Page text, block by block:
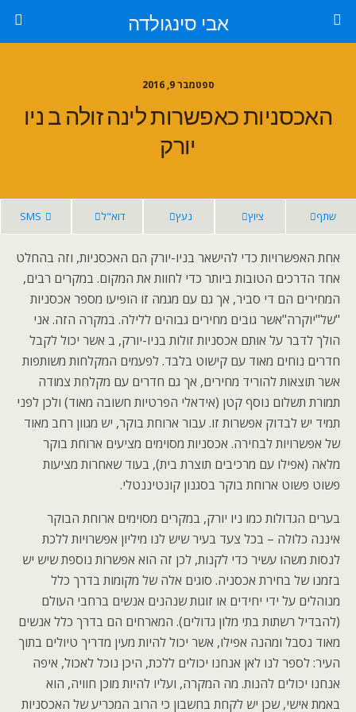
אבי סינגולדה
ספטמבר 9, 2016
האכסניות כאפשרות לינה זולה ב ניו
יורק
שתף ציוץ נעץ דוא"ל SMS
אחת האפשרויות כדי להישאר בניו-יורק הם האכסניות, וזה בהחלט
אחד הדרכים הטובות ביותר כדי לחוות את המקום. במקרים רבים,
המחירים הם די סביר, אך גם עם מגמה זו הופיעו מספר אכסניות
"של"יוקרה"אשר גובים מחירים גבוהים ללילה. במקרה הזה. אני
הולך לדבר על אותם אכסניות זולות בניו-יורק, ב אשר יכול לקבל
חדרים נוחים מאוד עם קישוט בלבד. לפעמים המקלחות משותפות
אשר תוצאות להוריד מחירים, אך גם חדרים עם מקלחת צמודה
תמורת תשלום נוסף קטן (אידאלי הפרטיות חשובה מאוד) ולכן לפני
תמיד יש לבדוק אפשרות זו. עבור ארוחת בוקר, יש מגוון רחב מאוד
של אפשרויות לבחירה. אכסניות מסוימים מציעים ארוחת בוקר
מלאה (אפילו עם מרכיבים תוצרת בית), בעוד שאחרות מציעות
פשוט פשוט ארוחת בוקר בסגנון קונטיננטלי.
בערים הגדולות כמו ניו יורק, במקרים מסוימים ארוחת הבוקר
איננה כלולה – בכל צעד בעיר שיש לנו מיליון אפשרויות ללכת
לנסות משהו עשיר כדי לקנות, לכן זה הוא אפשרות נוספת שיש יש
בזמנו של בחירת אכסניה. סוגים אלה של מקומות בדרך כלל
מנוהלים על ידי יחידים או זוגות שנהנים אנשים ברחבי העולם
(להבדיל רשתות בתי מלון גדולים). המארחים הם בדרך כלל אנשים
מאוד נסבל ומהנה אפילו, אשר יכול להיות מעין מדריך טיולים בתוך
העיר: לספר לנו לאן אנחנו יכולים ללכת, היכן נוכל לאכול, איפה
אנחנו יכולים להנות. מה המקרה, ועליו להיות מוכן חוויה, הוא
באמת אישי, שכן יש לקחת בחשבון כי הרוב המכריע של האכסניות